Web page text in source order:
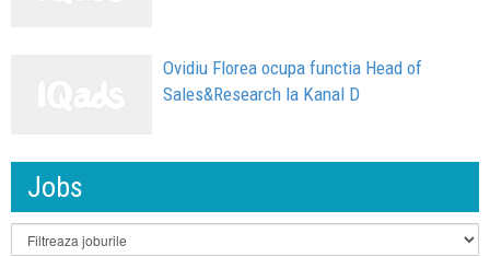
Ovidiu Florea ocupa functia Head of
Sales&Research la Kanal D
Jobs